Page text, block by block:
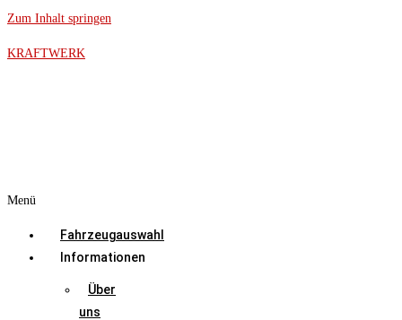
Zum Inhalt springen
KRAFTWERK
Menü
Fahrzeugauswahl
Informationen
Über
uns